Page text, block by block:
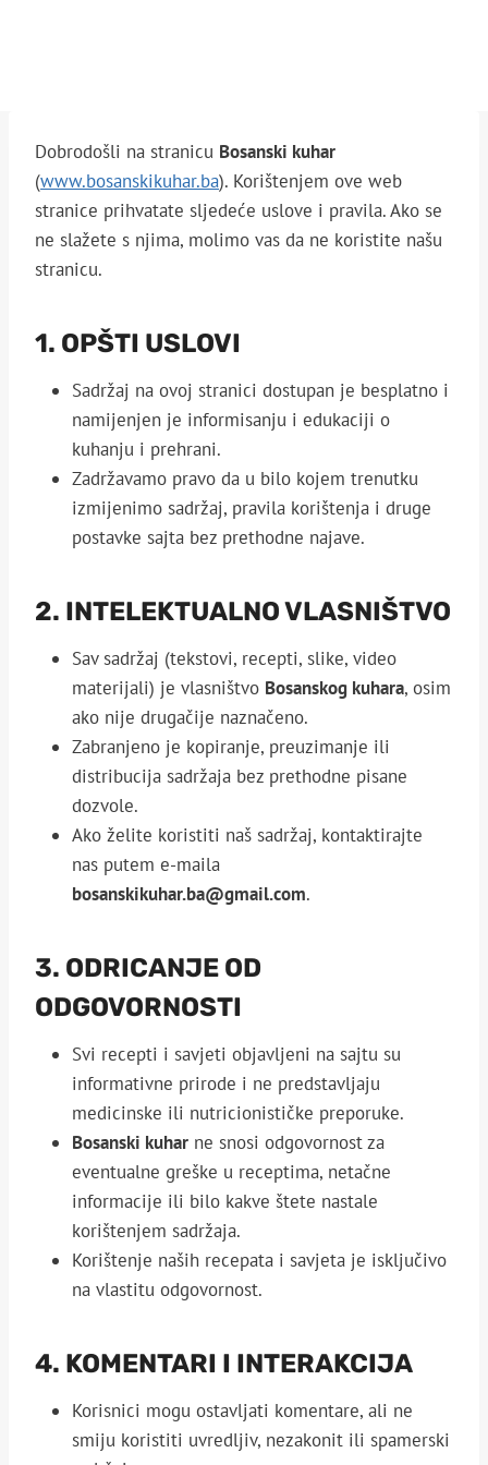
Dobrodošli na stranicu Bosanski kuhar
(www.bosanskikuhar.ba). Korištenjem ove web
stranice prihvatate sljedeće uslove i pravila. Ako se
ne slažete s njima, molimo vas da ne koristite našu
stranicu.
1. OPŠTI USLOVI
Sadržaj na ovoj stranici dostupan je besplatno i
namijenjen je informisanju i edukaciji o
kuhanju i prehrani.
Zadržavamo pravo da u bilo kojem trenutku
izmijenimo sadržaj, pravila korištenja i druge
postavke sajta bez prethodne najave.
2. INTELEKTUALNO VLASNIŠTVO
Sav sadržaj (tekstovi, recepti, slike, video
materijali) je vlasništvo Bosanskog kuhara, osim
ako nije drugačije naznačeno.
Zabranjeno je kopiranje, preuzimanje ili
distribucija sadržaja bez prethodne pisane
dozvole.
Ako želite koristiti naš sadržaj, kontaktirajte
nas putem e-maila
bosanskikuhar.ba@gmail.com.
3. ODRICANJE OD
ODGOVORNOSTI
Svi recepti i savjeti objavljeni na sajtu su
informativne prirode i ne predstavljaju
medicinske ili nutricionističke preporuke.
Bosanski kuhar ne snosi odgovornost za
eventualne greške u receptima, netačne
informacije ili bilo kakve štete nastale
korištenjem sadržaja.
Korištenje naših recepata i savjeta je isključivo
na vlastitu odgovornost.
4. KOMENTARI I INTERAKCIJA
Korisnici mogu ostavljati komentare, ali ne
smiju koristiti uvredljiv, nezakonit ili spamerski